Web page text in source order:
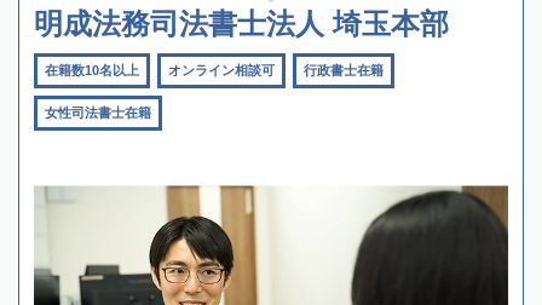
明成法務司法書士法人 埼玉本部
在籍数10名以上 オンライン相談可 行政書士在籍
女性司法書士在籍